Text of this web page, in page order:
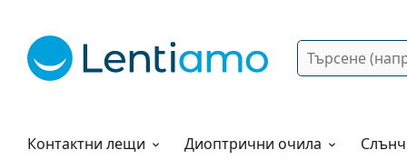
Търсене
Контактни лещи
Разтвори Диоптрични очила
Как да поръчам?